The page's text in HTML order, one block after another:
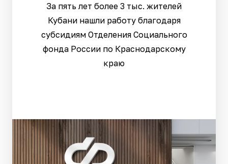
За пять лет более 3 тыс. жителей
Кубани нашли работу благодаря
субсидиям Отделения Социального
фонда России по Краснодарскому
краю